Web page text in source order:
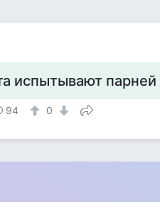
испытывают парней
94 0